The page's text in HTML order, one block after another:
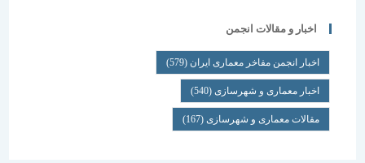
اخبار و مقالات انجمن
اخبار انجمن مفاخر معماری ایران (579)
اخبار معماری و شهرسازی(540)
مقالات معماری و شهرسازی(167)